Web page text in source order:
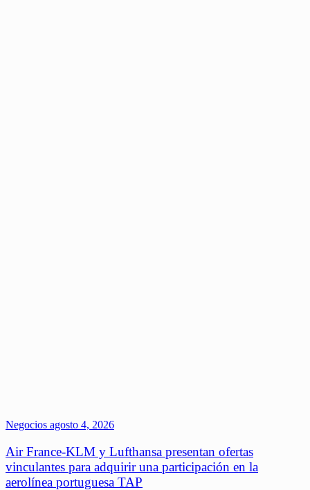
Negocios agosto 4, 2026
Air France-KLM y Lufthansa presentan ofertas
vinculantes para adquirir una participación en la
aerolínea portuguesa TAP